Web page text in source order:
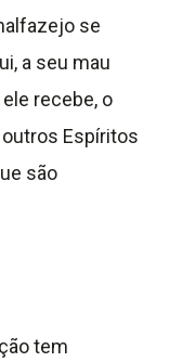
se
a seu mau
recebe, o
Espíritos
são
tem